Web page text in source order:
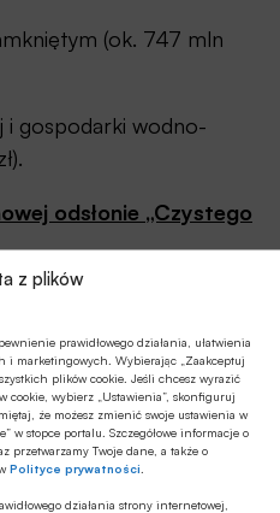
z plików
prawidłowego działania, ułatwienia
i marketingowych. Wybierając „Zaakceptuj
plików cookie. Jeśli chcesz wyrazić
cookie, wybierz „Ustawienia”, skonfiguruj
że możesz zmienić swoje ustawienia w
w stopce portalu. Szczegółowe informacje o
przetwarzamy Twoje dane, a także o
Polityce prywatności
działania strony internetowej,
(ok. 747 mln
i gospodarki wodno-
odsłonie „Czystego